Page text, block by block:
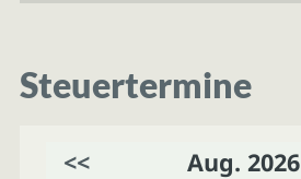
Steuertermine
<< Aug. 2026